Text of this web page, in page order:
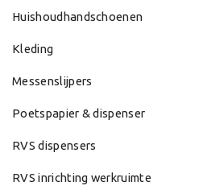
Huishoudhandschoenen
Kleding
Messenslijpers
Poetspapier & dispenser
RVS dispensers
RVS inrichting werkruimte